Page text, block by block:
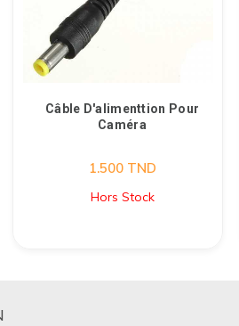
Câble D'alimenttion Pour
Caméra
1.500TND
Hors Stock